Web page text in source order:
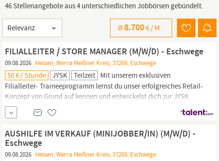
46 Stellenangebote aus 4 unterschiedlichen Jobbörsen gebündelt.
Sortierung
Ø8.700€ / M.
FILIALLEITER / STORE MANAGER (M/W/D) - Eschwege
09.08.2026 Hessen, Werra Meißner Kreis, 37269, Eschwege
50 € / Stunde JYSK Teilzeit Mit unserem exklusiven
Filialleiter- Traineeprogramm lernst du unser erfolgreiches Retail-
Konzept von Grund auf kennen und entwickelst dich zur JYSK
Führungskraft mit Verantwortung für einen eigenen Store. Werde
Teil eines internationalen Unternehmens, das Entwicklung und
AUSHILFE IM VERKAUF (MINIJOBBER/IN) (M/W/D) -
Eschwege
09.08.2026 Hessen, Werra Meißner Kreis, 37269, Eschwege